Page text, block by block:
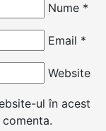
Nume *
Email *
Website
ul în acest